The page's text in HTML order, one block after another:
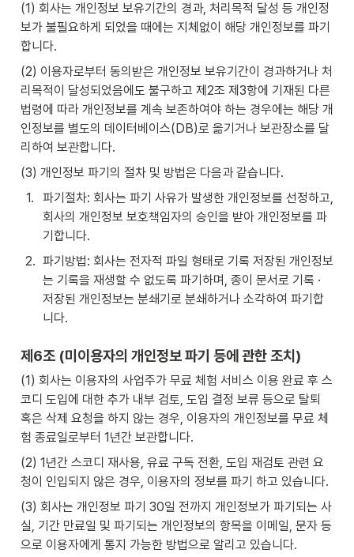
(1) 회사는 개인정보 보유기간의 경과, 처리목적 달성 등 개인정
보가 불필요하게 되었을 때에는 지체없이 해당 개인정보를 파기
합니다.
(2) 이용자로부터 동의받은 개인정보 보유기간이 경과하거나 처
리목적이 달성되었음에도 불구하고 제2조 제3항에 기재된 다른
법령에 따라 개인정보를 계속 보존하여야 하는 경우에는 해당 개
인정보를 별도의 데이터베이스(DB)로 옮기거나 보관장소를 달
리하여 보관합니다.
(3) 개인정보 파기의 절차 및 방법은 다음과 같습니다.
1.
파기절차: 회사는 파기 사유가 발생한 개인정보를 선정하고,
회사의 개인정보 보호책임자의 승인을 받아 개인정보를 파
기합니다.
2. 파기방법: 회사는 전자적 파일 형태로 기록 저장된 개인정보
는 기록을 재생할 수 없도록 파기하며, 종이 문서로 기록 ·
저장된 개인정보는 분쇄기로 분쇄하거나 소각하여 파기합
니다.
제6조 (미이용자의 개인정보 파기 등에 관한 조치)
(1) 회사는 이용자의 사업주가 무료 체험 서비스 이용 완료 후 스
코디 도입에 대한 추가 내부 검토, 도입 결정 보류 등으로 탈퇴
혹은 삭제 요청을 하지 않는 경우, 이용자의 개인정보를 무료 체
험 종료일로부터 1년간 보관합니다.
(2) 1년간 스코디 재사용, 유료 구독 전환, 도입 재검토 관련 요
청이 인입되지 않은 경우, 이용자의 정보를 파기 하고 있습니다.
(3) 회사는 개인정보 파기 30일 전까지 개인정보가 파기되는 사
실, 기간 만료일 및 파기되는 개인정보의 항목을 이메일, 문자 등
으로 이용자에게 통지 가능한 방법으로 알리고 있습니다.